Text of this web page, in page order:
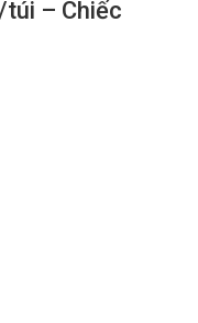
túi – Chiếc